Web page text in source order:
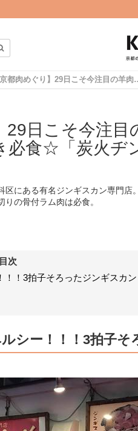
【京都肉めぐり】29日こそ今注目の羊
29日こそ今注目
必食☆「炭火ヂ
にある有名ジンギスカン専門店
の骨付ラム肉は必食。
目次
！！3拍子そろったジンギスカン
シー！！！3拍子